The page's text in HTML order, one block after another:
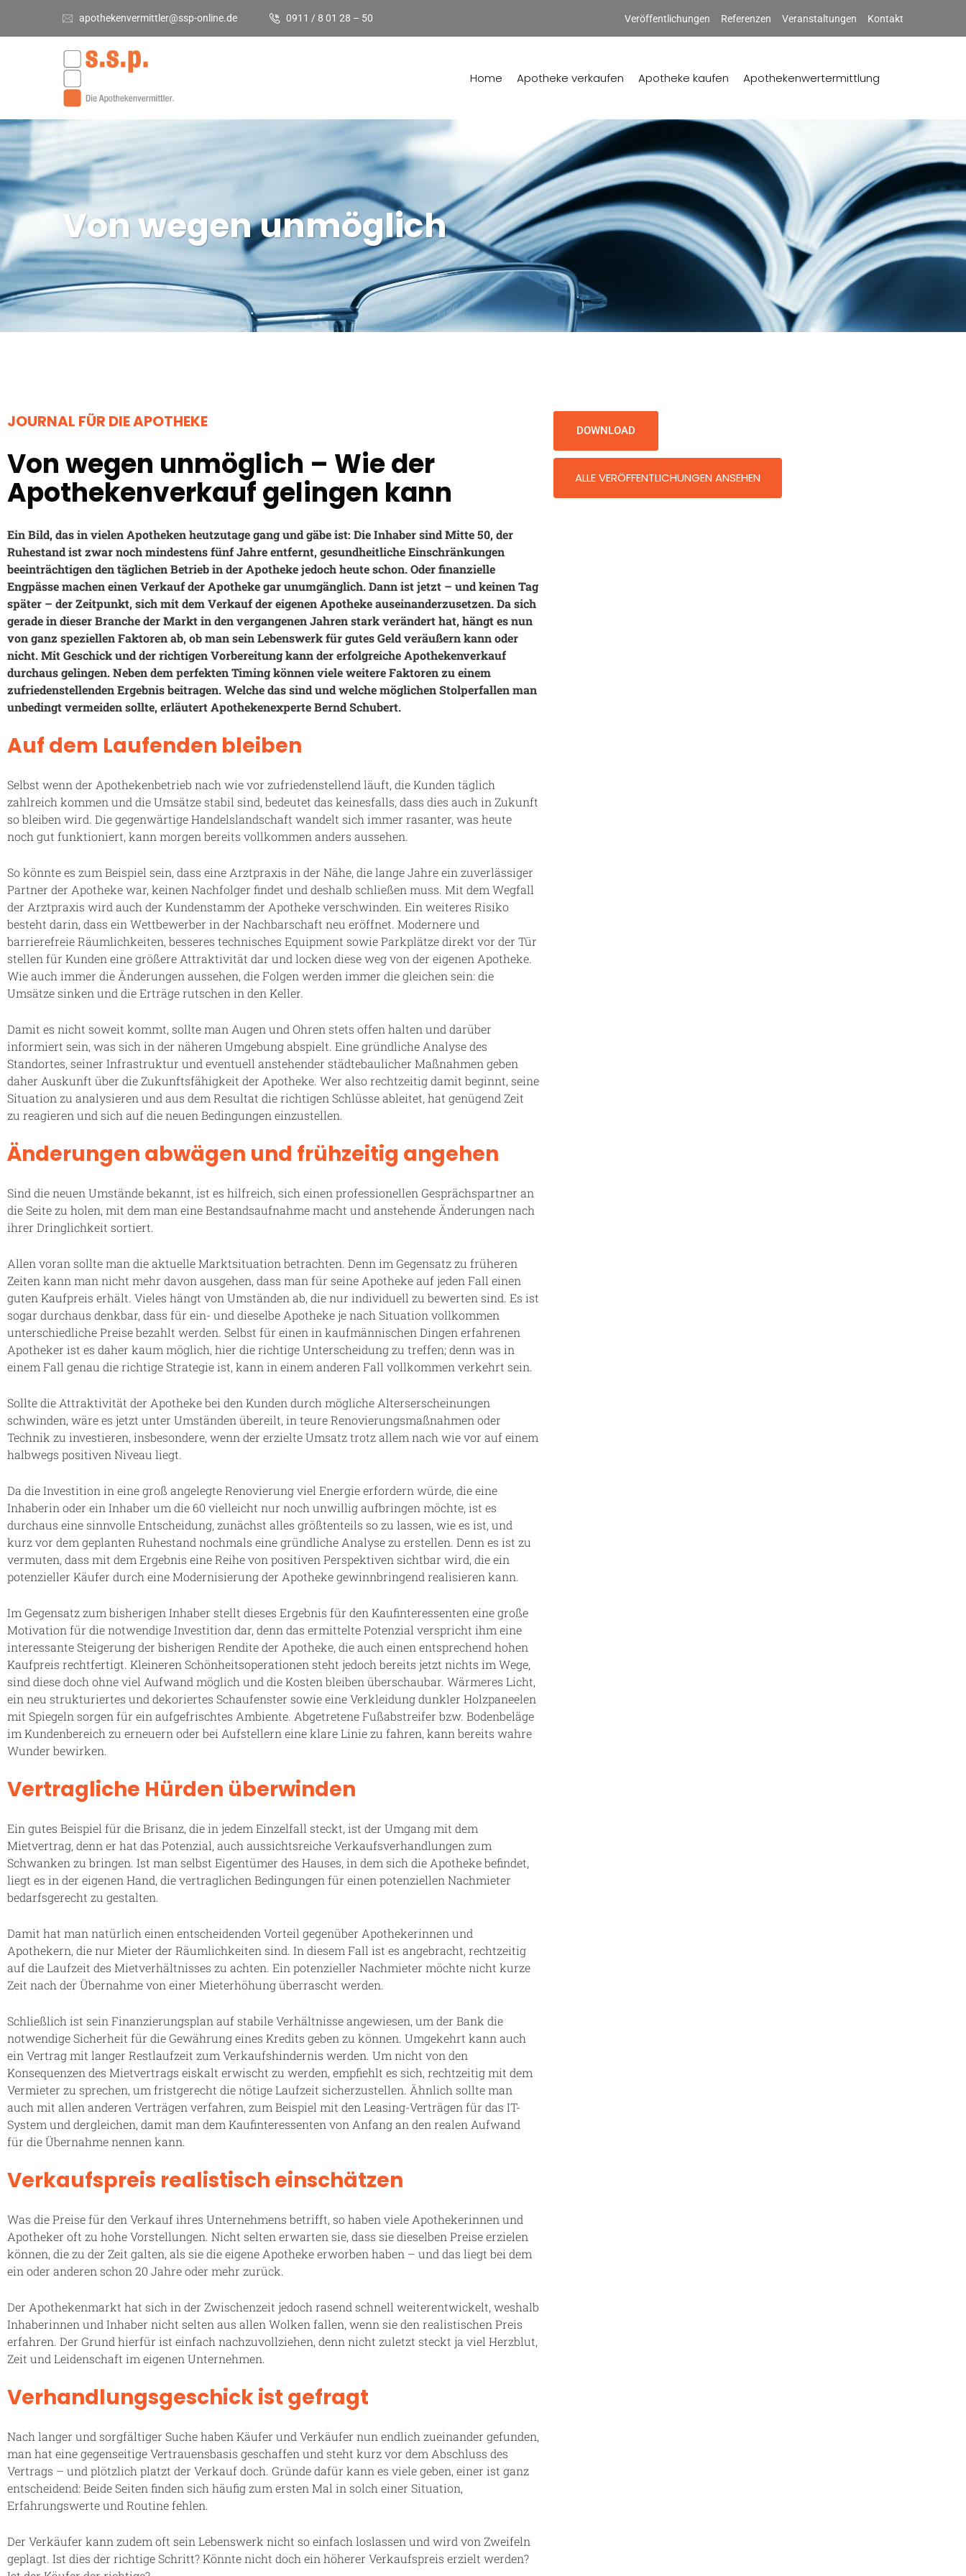
apothekenvermittler@ssp-online.de 0911 / 8 01 28 – 50 Veröffentlichungen Referenzen Veranstaltungen Kontakt
Home Apotheke verkaufen Apotheke kaufen Apothekenwertermittlung
Von wegen unmöglich
JOURNAL FÜR DIE APOTHEKE
Von wegen unmöglich – Wie der
Apothekenverkauf gelingen kann
Ein Bild, das in vielen Apotheken heutzutage gang und gäbe ist: Die Inhaber sind Mitte 50, der
Ruhestand ist zwar noch mindestens fünf Jahre entfernt, gesundheitliche Einschränkungen
beeinträchtigen den täglichen Betrieb in der Apotheke jedoch heute schon. Oder finanzielle
Engpässe machen einen Verkauf der Apotheke gar unumgänglich. Dann ist jetzt – und keinen Tag
später – der Zeitpunkt, sich mit dem Verkauf der eigenen Apotheke auseinanderzusetzen. Da sich
gerade in dieser Branche der Markt in den vergangenen Jahren stark verändert hat, hängt es nun
von ganz speziellen Faktoren ab, ob man sein Lebenswerk für gutes Geld veräußern kann oder
nicht. Mit Geschick und der richtigen Vorbereitung kann der erfolgreiche Apothekenverkauf
durchaus gelingen. Neben dem perfekten Timing können viele weitere Faktoren zu einem
zufriedenstellenden Ergebnis beitragen. Welche das sind und welche möglichen Stolperfallen man
unbedingt vermeiden sollte, erläutert Apothekenexperte Bernd Schubert.
Auf dem Laufenden bleiben
Selbst wenn der Apothekenbetrieb nach wie vor zufriedenstellend läuft, die Kunden täglich
zahlreich kommen und die Umsätze stabil sind, bedeutet das keinesfalls, dass dies auch in Zukunft
so bleiben wird. Die gegenwärtige Handelslandschaft wandelt sich immer rasanter, was heute
noch gut funktioniert, kann morgen bereits vollkommen anders aussehen.
So könnte es zum Beispiel sein, dass eine Arztpraxis in der Nähe, die lange Jahre ein zuverlässiger
Partner der Apotheke war, keinen Nachfolger findet und deshalb schließen muss. Mit dem Wegfall
der Arztpraxis wird auch der Kundenstamm der Apotheke verschwinden. Ein weiteres Risiko
besteht darin, dass ein Wettbewerber in der Nachbarschaft neu eröffnet. Modernere und
barrierefreie Räumlichkeiten, besseres technisches Equipment sowie Parkplätze direkt vor der Tür
stellen für Kunden eine größere Attraktivität dar und locken diese weg von der eigenen Apotheke.
Wie auch immer die Änderungen aussehen, die Folgen werden immer die gleichen sein: die
Umsätze sinken und die Erträge rutschen in den Keller.
Damit es nicht soweit kommt, sollte man Augen und Ohren stets offen halten und darüber
informiert sein, was sich in der näheren Umgebung abspielt. Eine gründliche Analyse des
Standortes, seiner Infrastruktur und eventuell anstehender städtebaulicher Maßnahmen geben
daher Auskunft über die Zukunftsfähigkeit der Apotheke. Wer also rechtzeitig damit beginnt, seine
Situation zu analysieren und aus dem Resultat die richtigen Schlüsse ableitet, hat genügend Zeit
zu reagieren und sich auf die neuen Bedingungen einzustellen.
Änderungen abwägen und frühzeitig angehen
Sind die neuen Umstände bekannt, ist es hilfreich, sich einen professionellen Gesprächspartner an
die Seite zu holen, mit dem man eine Bestandsaufnahme macht und anstehende Änderungen nach
ihrer Dringlichkeit sortiert.
Allen voran sollte man die aktuelle Marktsituation betrachten. Denn im Gegensatz zu früheren
Zeiten kann man nicht mehr davon ausgehen, dass man für seine Apotheke auf jeden Fall einen
guten Kaufpreis erhält. Vieles hängt von Umständen ab, die nur individuell zu bewerten sind. Es ist
sogar durchaus denkbar, dass für ein- und dieselbe Apotheke je nach Situation vollkommen
unterschiedliche Preise bezahlt werden. Selbst für einen in kaufmännischen Dingen erfahrenen
Apotheker ist es daher kaum möglich, hier die richtige Unterscheidung zu treffen; denn was in
einem Fall genau die richtige Strategie ist, kann in einem anderen Fall vollkommen verkehrt sein.
Sollte die Attraktivität der Apotheke bei den Kunden durch mögliche Alterserscheinungen
schwinden, wäre es jetzt unter Umständen übereilt, in teure Renovierungsmaßnahmen oder
Technik zu investieren, insbesondere, wenn der erzielte Umsatz trotz allem nach wie vor auf einem
halbwegs positiven Niveau liegt.
Da die Investition in eine groß angelegte Renovierung viel Energie erfordern würde, die eine
Inhaberin oder ein Inhaber um die 60 vielleicht nur noch unwillig aufbringen möchte, ist es
durchaus eine sinnvolle Entscheidung, zunächst alles größtenteils so zu lassen, wie es ist, und
kurz vor dem geplanten Ruhestand nochmals eine gründliche Analyse zu erstellen. Denn es ist zu
vermuten, dass mit dem Ergebnis eine Reihe von positiven Perspektiven sichtbar wird, die ein
potenzieller Käufer durch eine Modernisierung der Apotheke gewinnbringend realisieren kann.
Im Gegensatz zum bisherigen Inhaber stellt dieses Ergebnis für den Kaufinteressenten eine große
Motivation für die notwendige Investition dar, denn das ermittelte Potenzial verspricht ihm eine
interessante Steigerung der bisherigen Rendite der Apotheke, die auch einen entsprechend hohen
Kaufpreis rechtfertigt. Kleineren Schönheitsoperationen steht jedoch bereits jetzt nichts im Wege,
sind diese doch ohne viel Aufwand möglich und die Kosten bleiben überschaubar. Wärmeres Licht,
ein neu strukturiertes und dekoriertes Schaufenster sowie eine Verkleidung dunkler Holzpaneelen
mit Spiegeln sorgen für ein aufgefrischtes Ambiente. Abgetretene Fußabstreifer bzw. Bodenbeläge
im Kundenbereich zu erneuern oder bei Aufstellern eine klare Linie zu fahren, kann bereits wahre
Wunder bewirken.
Vertragliche Hürden überwinden
Ein gutes Beispiel für die Brisanz, die in jedem Einzelfall steckt, ist der Umgang mit dem
Mietvertrag, denn er hat das Potenzial, auch aussichtsreiche Verkaufsverhandlungen zum
Schwanken zu bringen. Ist man selbst Eigentümer des Hauses, in dem sich die Apotheke befindet,
liegt es in der eigenen Hand, die vertraglichen Bedingungen für einen potenziellen Nachmieter
bedarfsgerecht zu gestalten.
Damit hat man natürlich einen entscheidenden Vorteil gegenüber Apothekerinnen und
Apothekern, die nur Mieter der Räumlichkeiten sind. In diesem Fall ist es angebracht, rechtzeitig
auf die Laufzeit des Mietverhältnisses zu achten. Ein potenzieller Nachmieter möchte nicht kurze
Zeit nach der Übernahme von einer Mieterhöhung überrascht werden.
Schließlich ist sein Finanzierungsplan auf stabile Verhältnisse angewiesen, um der Bank die
notwendige Sicherheit für die Gewährung eines Kredits geben zu können. Umgekehrt kann auch
ein Vertrag mit langer Restlaufzeit zum Verkaufshindernis werden. Um nicht von den
Konsequenzen des Mietvertrags eiskalt erwischt zu werden, empfiehlt es sich, rechtzeitig mit dem
Vermieter zu sprechen, um fristgerecht die nötige Laufzeit sicherzustellen. Ähnlich sollte man
auch mit allen anderen Verträgen verfahren, zum Beispiel mit den Leasing-Verträgen für das IT-
System und dergleichen, damit man dem Kaufinteressenten von Anfang an den realen Aufwand
für die Übernahme nennen kann.
Verkaufspreis realistisch einschätzen
Was die Preise für den Verkauf ihres Unternehmens betrifft, so haben viele Apothekerinnen und
Apotheker oft zu hohe Vorstellungen. Nicht selten erwarten sie, dass sie dieselben Preise erzielen
können, die zu der Zeit galten, als sie die eigene Apotheke erworben haben – und das liegt bei dem
ein oder anderen schon 20 Jahre oder mehr zurück.
Der Apothekenmarkt hat sich in der Zwischenzeit jedoch rasend schnell weiterentwickelt, weshalb
Inhaberinnen und Inhaber nicht selten aus allen Wolken fallen, wenn sie den realistischen Preis
erfahren. Der Grund hierfür ist einfach nachzuvollziehen, denn nicht zuletzt steckt ja viel Herzblut,
Zeit und Leidenschaft im eigenen Unternehmen.
Verhandlungsgeschick ist gefragt
Nach langer und sorgfältiger Suche haben Käufer und Verkäufer nun endlich zueinander gefunden,
man hat eine gegenseitige Vertrauensbasis geschaffen und steht kurz vor dem Abschluss des
Vertrags – und plötzlich platzt der Verkauf doch. Gründe dafür kann es viele geben, einer ist ganz
entscheidend: Beide Seiten finden sich häufig zum ersten Mal in solch einer Situation,
Erfahrungswerte und Routine fehlen.
Der Verkäufer kann zudem oft sein Lebenswerk nicht so einfach loslassen und wird von Zweifeln
geplagt. Ist dies der richtige Schritt? Könnte nicht doch ein höherer Verkaufspreis erzielt werden?
DOWNLOAD
ALLE VERÖFFENTLICHUNGEN ANSEHEN